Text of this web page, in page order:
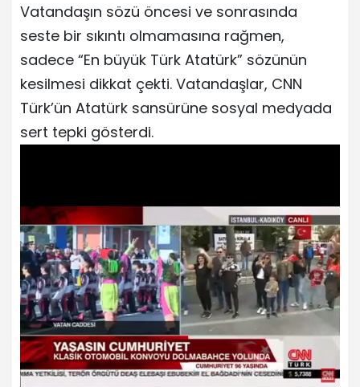
Vatandaşın sözü öncesi ve sonrasında
seste bir sıkıntı olmamasına rağmen,
sadece “En büyük Türk Atatürk” sözünün
kesilmesi dikkat çekti. Vatandaşlar, CNN
Türk’ün Atatürk sansürüne sosyal medyada
sert tepki gösterdi.